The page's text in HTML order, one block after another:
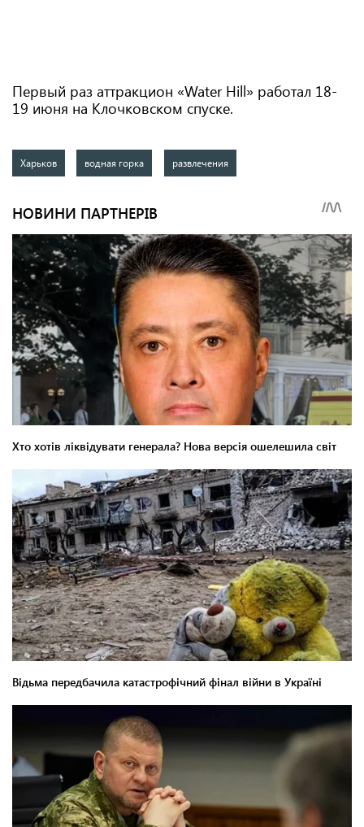
Первый раз аттракцион «Water Hill» работал 18-
19 июня на Клочковском спуске.
Харьков водная горка развлечения